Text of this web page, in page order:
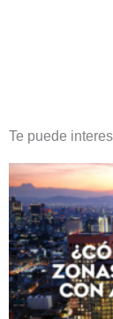
Te puede